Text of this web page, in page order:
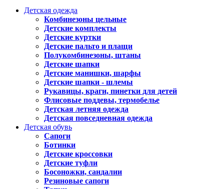
Детская одежда
Комбинезоны цельные
Детские комплекты
Детские куртки
Детские пальто и плащи
Полукомбинезоны, штаны
Детские шапки
Детские манишки, шарфы
Детские шапки - шлемы
Рукавицы, краги, пинетки для детей
Флисовые поддевы, термобелье
Детская летняя одежда
Детская повседневная одежда
Детская обувь
Сапоги
Ботинки
Детские кроссовки
Детские туфли
Босоножки, сандалии
Резиновые сапоги